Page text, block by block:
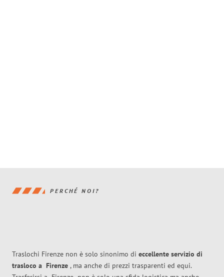
PERCHÉ NOI?
Traslochi Firenze non è solo sinonimo di eccellente servizio di
trasloco a Firenze , ma anche di prezzi trasparenti ed equi.